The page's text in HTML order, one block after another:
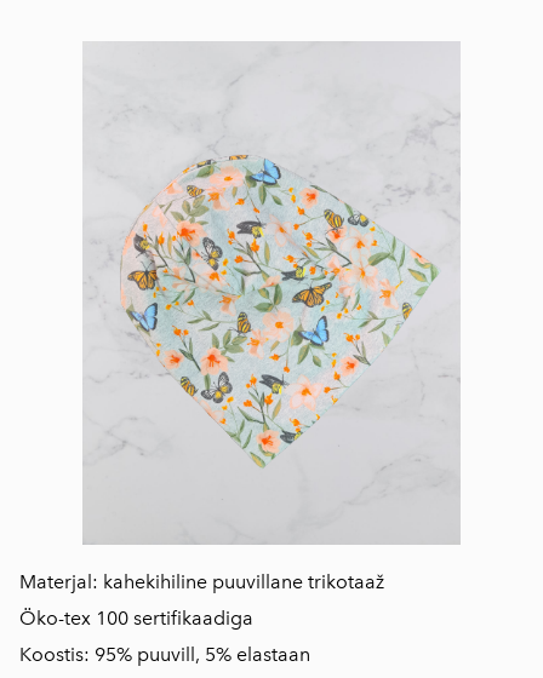
Materjal: kahekihiline puuvillane trikotaaž
Öko-tex 100 sertifikaadiga
Koostis: 95% puuvill, 5% elastaan